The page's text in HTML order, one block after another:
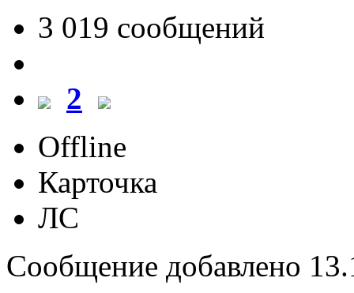
3 019 cообщений
2
Offline
Карточка
ЛС
Сообщение добавлено